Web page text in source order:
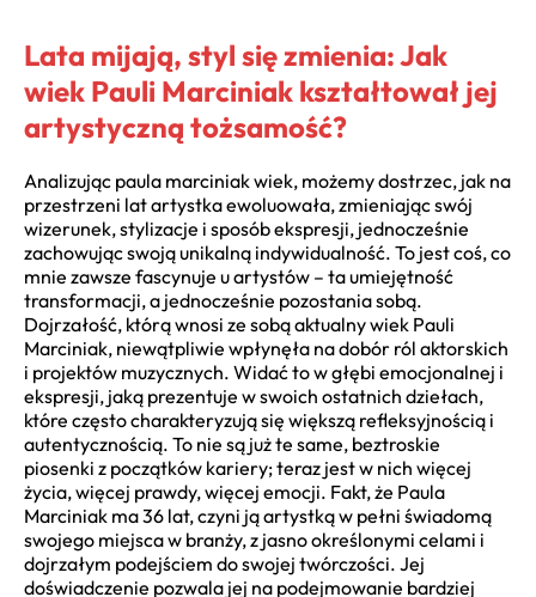
Lata mijają, styl się zmienia: Jak
wiek Pauli Marciniak kształtował jej
artystyczną tożsamość?
Analizując paula marciniak wiek, możemy dostrzec, jak na
przestrzeni lat artystka ewoluowała, zmieniając swój
wizerunek, stylizacje i sposób ekspresji, jednocześnie
zachowując swoją unikalną indywidualność. To jest coś, co
mnie zawsze fascynuje u artystów – ta umiejętność
transformacji, a jednocześnie pozostania sobą.
Dojrzałość, którą wnosi ze sobą aktualny wiek Pauli
Marciniak, niewątpliwie wpłynęła na dobór ról aktorskich
i projektów muzycznych. Widać to w głębi emocjonalnej i
ekspresji, jaką prezentuje w swoich ostatnich dziełach,
które często charakteryzują się większą refleksyjnością i
autentycznością. To nie są już te same, beztroskie
piosenki z początków kariery; teraz jest w nich więcej
życia, więcej prawdy, więcej emocji. Fakt, że Paula
Marciniak ma 36 lat, czyni ją artystką w pełni świadomą
swojego miejsca w branży, z jasno określonymi celami i
dojrzałym podejściem do swojej twórczości. Jej
doświadczenie pozwala jej na podejmowanie bardziej